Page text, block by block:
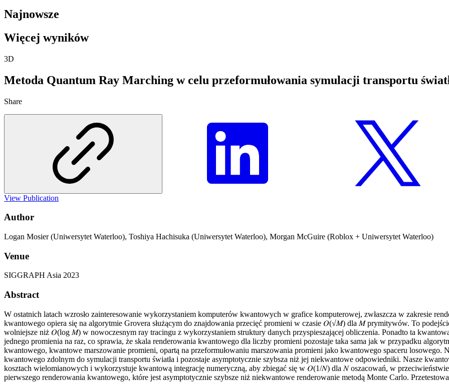
Najnowsze
Więcej wyników
3D
Metoda Quantum Ray Marching w celu przeformułowania symulacji transportu
Share
View Publication
Author
Logan Mosier (Uniwersytet Waterloo), Toshiya Hachisuka (Uniwersytet Waterloo), Morgan McGuire (Roblox + Uniwersytet Waterloo)
Venue
SIGGRAPH Asia 2023
Abstract
W ostatnich latach wzrosło zainteresowanie wykorzystaniem komputerów kwantowych w grafice komputerowej, zwłaszcza w zakresie
kwantowego opiera się na algorytmie Grovera służącym do znajdowania przecięć promieni w czasie 𝑂(√𝑀) dla 𝑀 prymitywów. To
wolniejsze niż 𝑂(log 𝑀) w nowoczesnym ray tracingu z wykorzystaniem struktury danych przyspieszającej obliczenia. Ponadto ta
jednego promienia na raz, co sprawia, że skala renderowania kwantowego dla liczby promieni pozostaje taka sama jak w przypadku
kwantowego, kwantowe marszowanie promieni, opartą na przeformułowaniu marszowania promieni jako kwantowego spaceru losowego.
kwantowego zdolnym do symulacji transportu światła i pozostaje asymptotycznie szybsza niż jej niekwantowe odpowiedniki. Nasze
kosztach wielomianowych i wykorzystuje kwantową integrację numeryczną, aby zbiegać się w 𝑂(1/𝑁) dla 𝑁 oszacowań, w
pierwszego renderowania kwantowego, które jest asymptotycznie szybsze niż niekwantowe renderowanie metodą Monte Carlo.